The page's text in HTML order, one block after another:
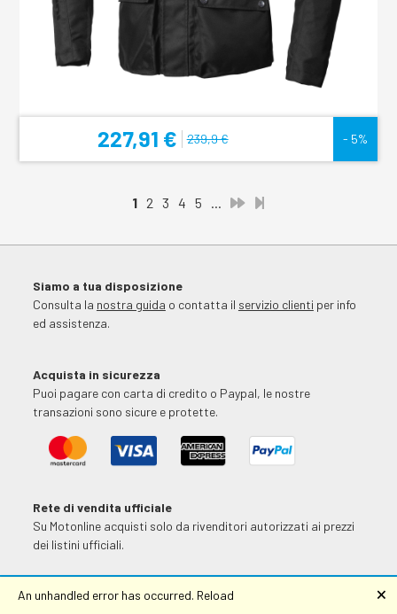
FILTRA I RISULTATI
227,91 € 239,9 € - 5%
1 2 3 4 5
Siamo a tua disposizione
Consulta la nostra guida o contatta il servizio clienti per info
ed assistenza.
Acquista in sicurezza
Puoi pagare con carta di credito o Paypal, le nostre
transazioni sono sicure e protette.
Rete di vendita ufficiale
Su Motonline acquisti solo da rivenditori autorizzati ai prezzi
dei listini ufficiali.
An unhandled error has occurred. Reload 🗙